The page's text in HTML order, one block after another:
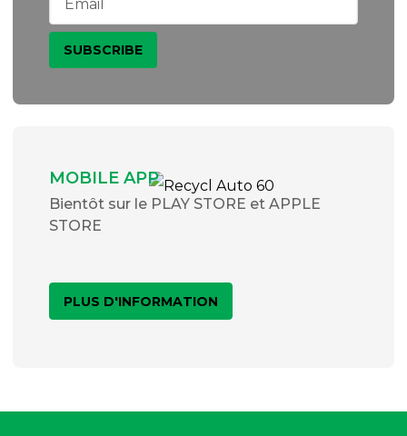
MOBILE APP
Bientôt sur le PLAY STORE et APPLE
STORE
PLUS D'INFORMATION